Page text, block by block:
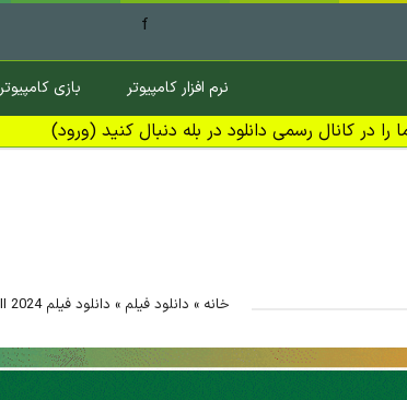
f
نرم افزار کامپیوتر بازی کامپیوتر
در کانال رسمی دانلود در بله دنبال کنید (ورود)
خانه » دانلود فیلم » دانلود فیلم Code 8 Part II 2024 کد 8 پارت دوم با دوبله و زیرنویس فارسی